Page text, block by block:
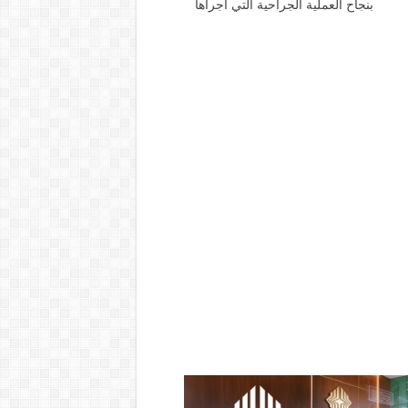
بنجاح العملية الجراحية التي أجراها